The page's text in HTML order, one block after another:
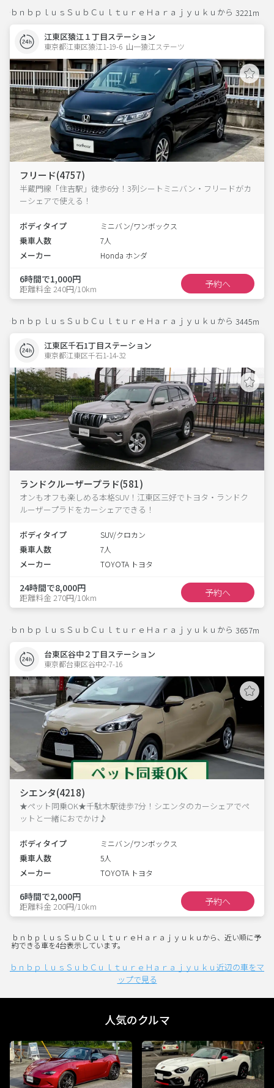
ｂｎｂｐｌｕｓＳｕｂＣｕｌｔｕｒｅＨａｒａｊｙｕｋｕから 3221m
江東区猿江１丁目ステーション
東京都江東区猿江1-19-6  山一猿江ステーツ
フリード(4757)
半蔵門線「住吉駅」徒歩6分！3列シートミニバン・フリードがカ
ーシェアで使える！
ボディタイプ ミニバン/ワンボックス
乗車人数 7人
メーカー Honda ホンダ
6時間で1,000円
距離料金 240円/10km 予約へ
ｂｎｂｐｌｕｓＳｕｂＣｕｌｔｕｒｅＨａｒａｊｙｕｋｕから 3445m
江東区千石1丁目ステーション
東京都江東区千石1-14-32
ランドクルーザープラド(581)
オンもオフも楽しめる本格SUV！江東区三好でトヨタ・ランドク
ルーザープラドをカーシェアできる！
ボディタイプ SUV/クロカン
乗車人数 7人
メーカー TOYOTA トヨタ
24時間で8,000円
距離料金 270円/10km 予約へ
ｂｎｂｐｌｕｓＳｕｂＣｕｌｔｕｒｅＨａｒａｊｙｕｋｕから 3657m
台東区谷中２丁目ステーション
東京都台東区谷中2-7-16
シエンタ(4218)
★ペット同乗OK★千駄木駅徒歩7分！シエンタのカーシェアでペ
ットと一緒におでかけ♪
ボディタイプ ミニバン/ワンボックス
乗車人数 5人
メーカー TOYOTA トヨタ
6時間で2,000円
距離料金 200円/10km 予約へ
ｂｎｂｐｌｕｓＳｕｂＣｕｌｔｕｒｅＨａｒａｊｙｕｋｕから、近い順に予
約できる車を4台表示しています。
ｂｎｂｐｌｕｓＳｕｂＣｕｌｔｕｒｅＨａｒａｊｙｕｋｕ近辺の車をマ
ップで見る
人気のクルマ